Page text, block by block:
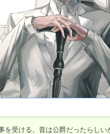
を受ける。昔は公爵だったらし